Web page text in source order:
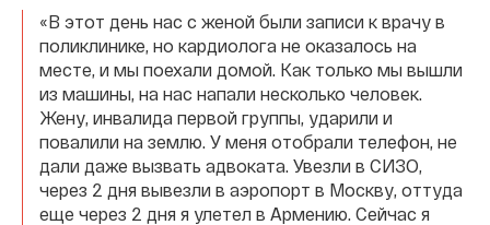
«В этот день нас с женой были записи к врачу в
поликлинике, но кардиолога не оказалось на
месте, и мы поехали домой. Как только мы вышли
из машины, на нас напали несколько человек.
Жену, инвалида первой группы, ударили и
повалили на землю. У меня отобрали телефон, не
дали даже вызвать адвоката. Увезли в СИЗО,
через 2 дня вывезли в аэропорт в Москву, оттуда
еще через 2 дня я улетел в Армению. Сейчас я